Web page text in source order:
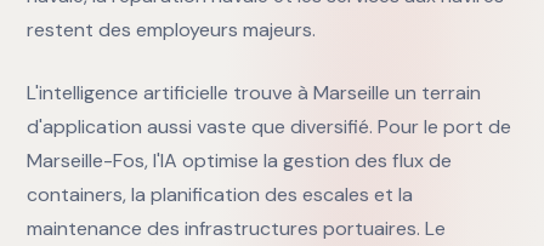
restent des employeurs majeurs.
L'intelligence artificielle trouve à Marseille un terrain
d'application aussi vaste que diversifié. Pour le port de
Marseille-Fos, l'IA optimise la gestion des flux de
containers, la planification des escales et la
maintenance des infrastructures portuaires. Le